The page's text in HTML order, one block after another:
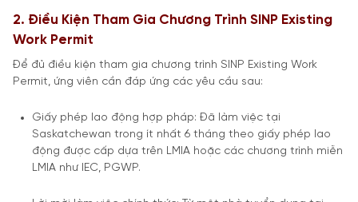
2. Điều Kiện Tham Gia Chương Trình SINP Existing
Work Permit
Để đủ điều kiện tham gia chương trình SINP Existing Work
Permit, ứng viên cần đáp ứng các yêu cầu sau:
Giấy phép lao động hợp pháp: Đã làm việc tại
Saskatchewan trong ít nhất 6 tháng theo giấy phép lao
động được cấp dựa trên LMIA hoặc các chương trình miễn
LMIA như IEC, PGWP.